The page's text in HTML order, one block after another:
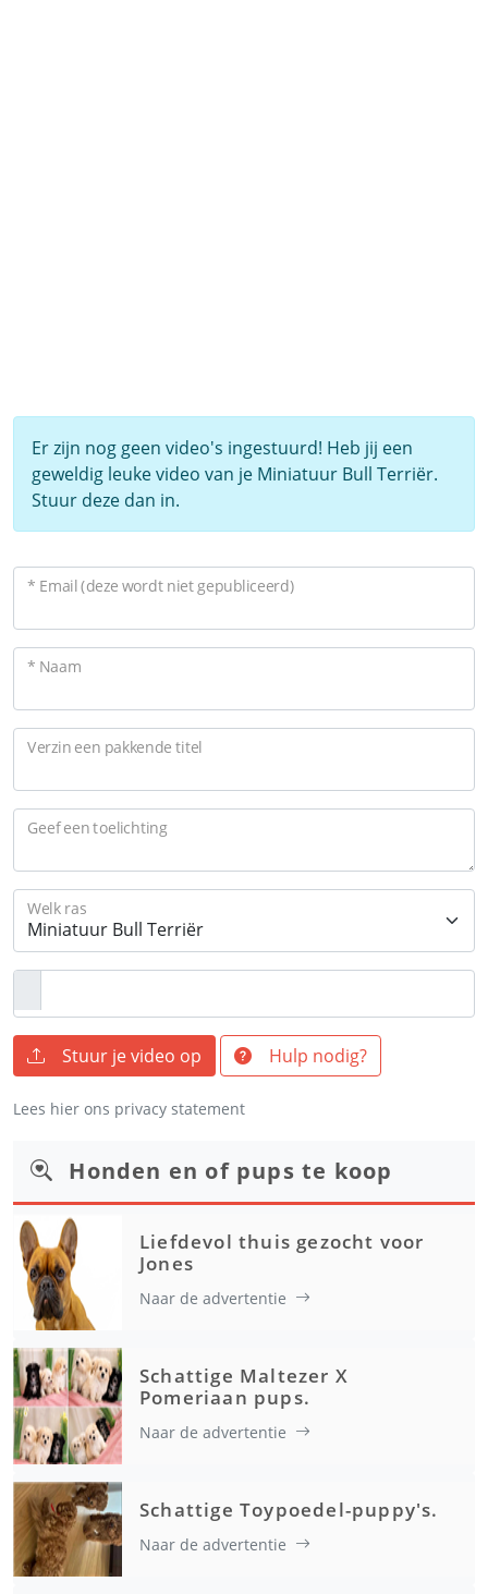
Er zijn nog geen video's ingestuurd! Heb jij een
geweldig leuke video van je Miniatuur Bull Terriër.
Stuur deze dan in.
* Email (deze wordt niet gepubliceerd)
* Naam
Verzin een pakkende titel
Geef een toelichting
Welk ras
Stuur je video op Hulp nodig?
Lees hier ons privacy statement
Honden en of pups te koop
Liefdevol thuis gezocht voor
Jones
Naar de advertentie
Schattige Maltezer X
Pomeriaan pups.
Naar de advertentie
Schattige Toypoedel-puppy's.
Naar de advertentie